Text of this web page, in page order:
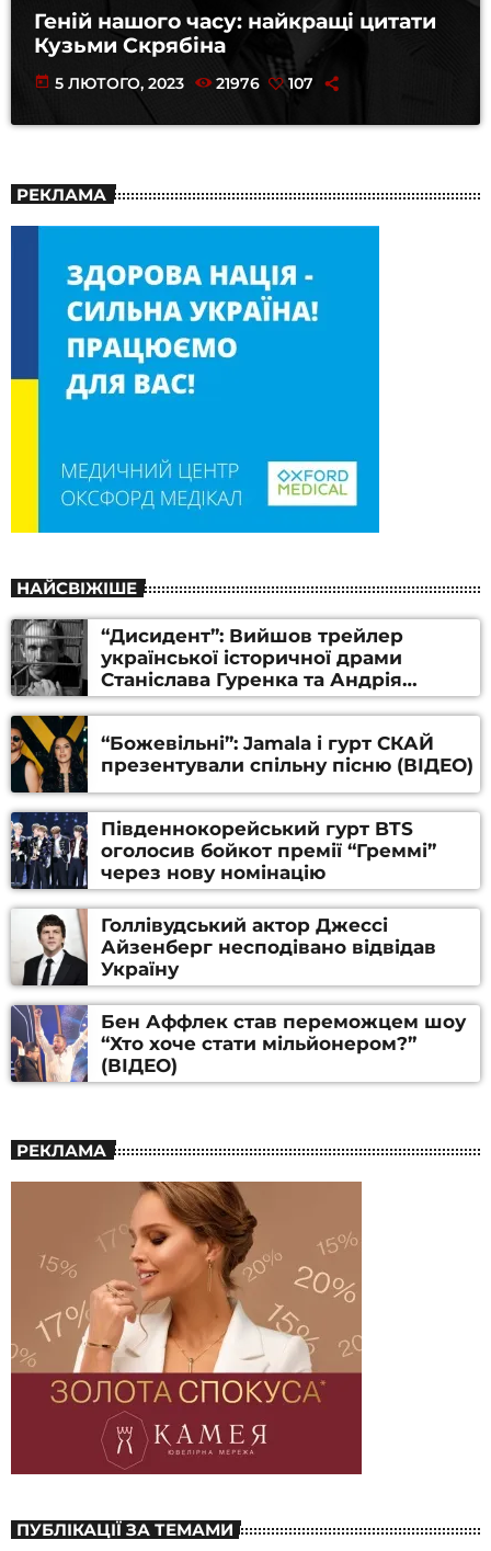
Геній нашого часу: найкращі цитати
Кузьми Скрябіна
today 5 ЛЮТОГО, 2023 21976 107
РЕКЛАМА
НАЙСВІЖІШЕ
“Дисидент”: Вийшов трейлер
української історичної драми
Станіслава Гуренка та Андрія
Алфьорова (ВІДЕО)
“Божевільні”: Jamala і гурт СКАЙ
презентували спільну пісню (ВІДЕО)
Південнокорейський гурт BTS
оголосив бойкот премії “Греммі”
через нову номінацію
Голлівудський актор Джессі
Айзенберг несподівано відвідав
Україну
Бен Аффлек став переможцем шоу
“Хто хоче стати мільйонером?”
(ВІДЕО)
РЕКЛАМА
ПУБЛІКАЦІЇ ЗА ТЕМАМИ